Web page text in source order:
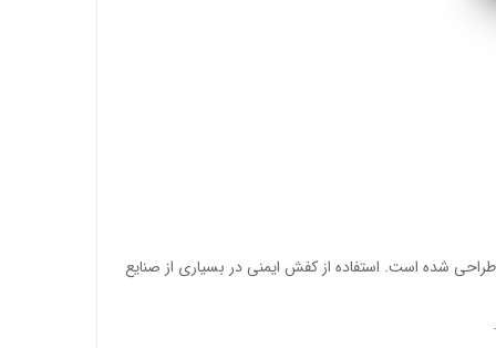
شده است. استفاده از کفش‌ ایمنی در بسیاری از صنایع